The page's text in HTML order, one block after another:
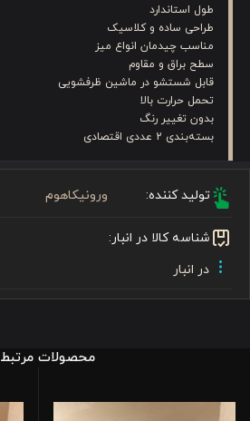
طول استاندارد
طراحی ساده و کلاسیک
مناسب چیدمان انواع میز
سطح براق و مقاوم
قابل شستشو در ماشین ظرفشویی
تحمل حرارت بالا
بدون تغییر رنگ
بسته‌بندی 2 عددی اقتصادی
تولید کننده: ورونیکاهوم
شناسه کالا در انبار:
در انبار
محصولات مرتبط